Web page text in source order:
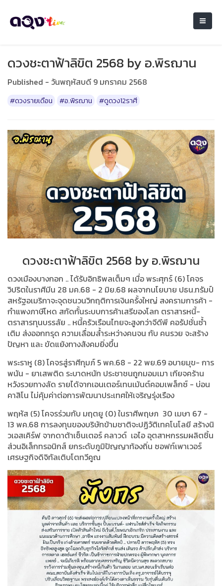
ดวงชะตาฟ้าลิขิต 2568 by อ.พิรฌาน
Published - วันพฤหัสบดี 9 มกราคม 2568
#ดวงรายเดือน #อ.พิรฌาน #ดูดวง12ราศี
ดวงชะตาฟ้าลิขิต 2568 by อ.พิรฌาน
ดวงเมืองบางกอก .. ได้รับอิทธิพลเต็มๆ เมื่อ พระศุกร์ (6) โคจร
วิปริตในราศีมีน 28 มค.68 - 2 มิย.68 ผลจากนโยบาย ปธน.ทรัมป์
สหรัฐอเมริกาจะจุดชนวนวิกฤติการเงินครั้งใหญ่ สงครามการค้า -
กำแพงภาษีโหด สกัดกั้นระบบการค้าเสรีของโลก ตราสารหนี้-
ตราสารทุนบรรลัย .. หนี้ครัวเรือนไทยจะสูงกว่าจีดีพี คอรัปชั่นซ้ำ
เติม ส่งออกทรุด ความเลื่อมล้ำระหว่างคนจน กับ คนรวย จะสร้าง
ปัญหา และ ขัดแย้งทางสังคมยิ่งขึ้น
พระราหู (8) โคจรสู่ราศีกุมภ์ 5 พค.68 - 22 พย.69 อบายมุข- การ
พนัน - ยาเสพติด ระบาดหนัก ประชาชนถูกมอมเมา เกียจคร้าน
หวังรวยทางลัด รายได้จากเอนเตอร์เทนเม้นต์คอมเพล็กซ์ - บ่อน
คาสิโน ไม่คุ้มค่าต่อการพัฒนาประเทศให้เจริญรุ่งเรือง
พฤหัส (5) โคจรร่วมกับ มฤตยู (0) ในราศีพฤษภ 30 เมษา 67 -
13 พค.68 การลงทุนของบริษัทข้ามชาติจะปฏิวัติเทคโนโลยี สร้างนิ
วเอสเคิร์ฟ จากดาต้าเซ็นเตอร์ คลาวด์ เอไอ อุตสาหกรรมผลิตชิ้น
ส่วนอิเล็กทรอนิกส์ ยกระดับภูมิปัญญาท้องถิ่น ซอฟท์เพาเวอร์
เศรษฐกิจดิจิทัลเติบโตทวีคูณ